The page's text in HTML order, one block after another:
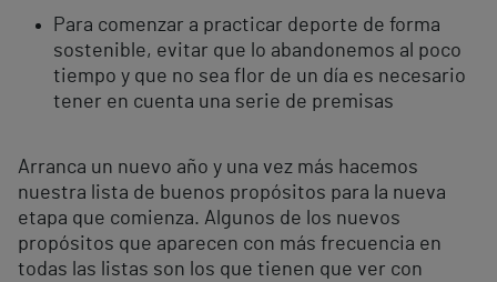
Para comenzar a practicar deporte de forma
sostenible, evitar que lo abandonemos al poco
tiempo y que no sea flor de un día es necesario
tener en cuenta una serie de premisas
Arranca un nuevo año y una vez más hacemos
nuestra lista de buenos propósitos para la nueva
etapa que comienza. Algunos de los nuevos
propósitos que aparecen con más frecuencia en
todas las listas son los que tienen que ver con